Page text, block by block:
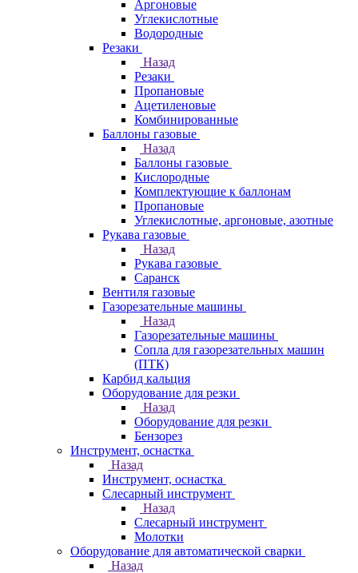
Аргоновые
Углекислотные
Водородные
Резаки
Назад
Резаки
Пропановые
Ацетиленовые
Комбинированные
Баллоны газовые
Назад
Баллоны газовые
Кислородные
Комплектующие к баллонам
Пропановые
Углекислотные, аргоновые, азотные
Рукава газовые
Назад
Рукава газовые
Саранск
Вентиля газовые
Газорезательные машины
Назад
Газорезательные машины
Сопла для газорезательных машин
(ПТК)
Карбид кальция
Оборудование для резки
Назад
Оборудование для резки
Бензорез
Инструмент, оснастка
Назад
Инструмент, оснастка
Слесарный инструмент
Назад
Слесарный инструмент
Молотки
Оборудование для автоматической сварки
Назад